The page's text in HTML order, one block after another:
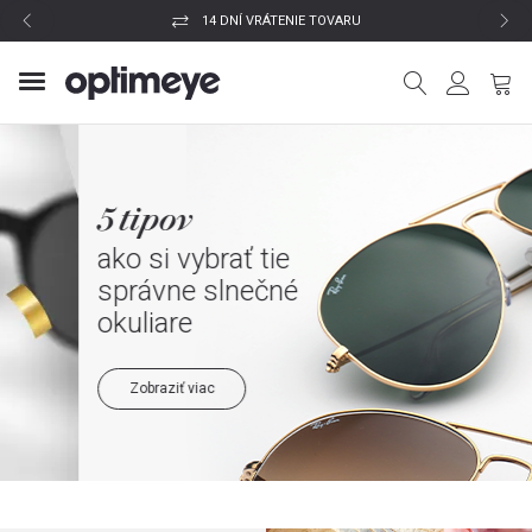
14 DNÍ VRÁTENIE TOVARU
5 tipov
ako si vybrať tie
správne slnečné
okuliare
Zobraziť viac